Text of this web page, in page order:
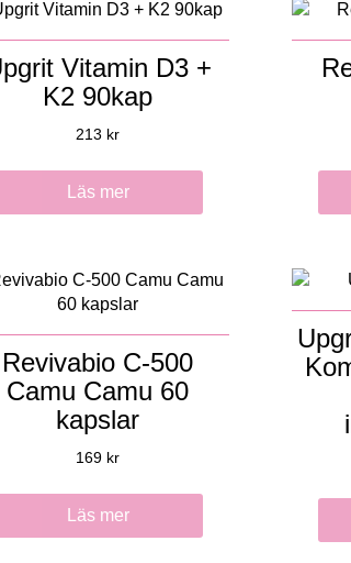
Vitamin D3 +
K2 90kap
213 kr
Läs mer
Revivabio C-500
Camu Camu 60
kapslar
169 kr
Läs mer